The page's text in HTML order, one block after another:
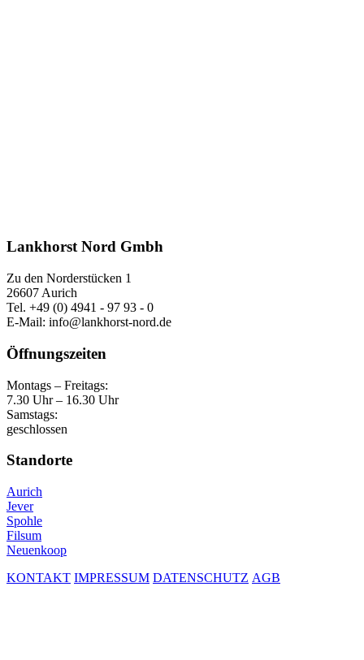
Lankhorst Nord Gmbh
Zu den Norderstücken 1
26607 Aurich
Tel. +49 (0) 4941 - 97 93 - 0
E-Mail: info@lankhorst-nord.de
Öffnungszeiten
Montags – Freitags:
7.30 Uhr – 16.30 Uhr
Samstags:
geschlossen
Standorte
Aurich
Jever
Spohle
Filsum
Neuenkoop
KONTAKT IMPRESSUM DATENSCHUTZ AGB